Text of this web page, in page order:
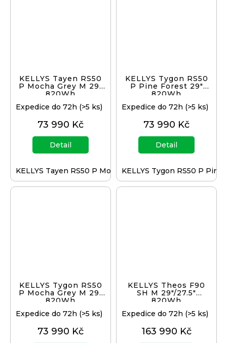
KELLYS Tayen RS50
P Mocha Grey M 29"
820Wh
Expedice do 72h (>5 ks)
73 990 Kč
Detail
KELLYS Tayen RS50 P Mocha Grey L 29" 820Wh
KELLYS Tygon RS50
P Pine Forest 29"
820Wh
Expedice do 72h (>5 ks)
73 990 Kč
Detail
KELLYS Tygon RS50 P
KELLYS Tygon RS50
P Mocha Grey M 29"
820Wh
Expedice do 72h (>5 ks)
73 990 Kč
KELLYS Theos F90
SH M 29"/27.5"
820Wh
Expedice do 72h (>5 ks)
163 990 Kč